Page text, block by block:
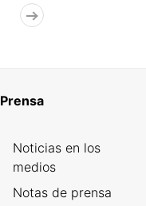
Prensa
Noticias en los
medios
Notas de prensa